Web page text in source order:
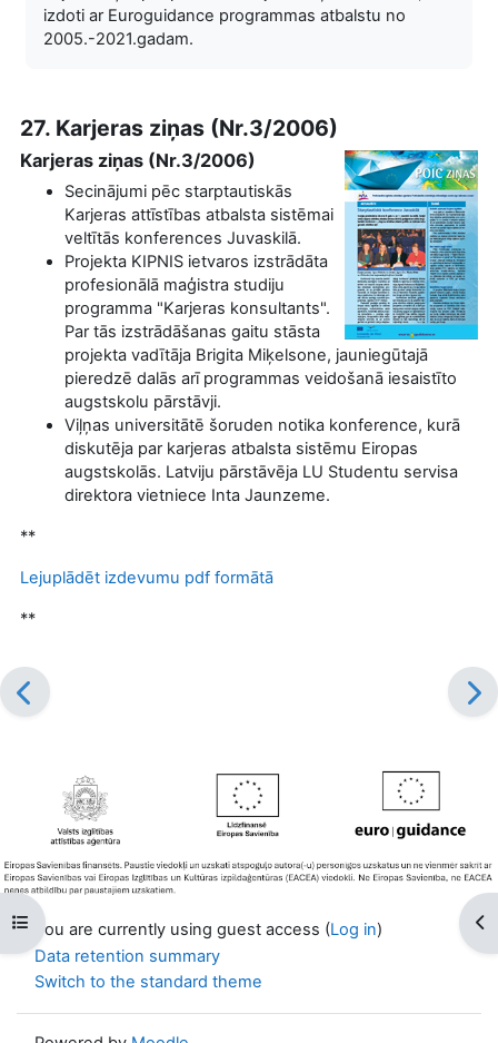
Open course index
izdoti ar Euroguidance programmas atbalstu no
2005.-2021.gadam.
27. Karjeras ziņas (Nr.3/2006)
Karjeras ziņas (Nr.3/2006)
Secinājumi pēc starptautiskās
Karjeras attīstības atbalsta sistēmai
veltītās konferences Juvaskilā.
Projekta KIPNIS ietvaros izstrādāta
profesionālā maģistra studiju
programma "Karjeras konsultants".
Par tās izstrādāšanas gaitu stāsta
projekta vadītāja Brigita Miķelsone, jauniegūtajā
pieredzē dalās arī programmas veidošanā iesaistīto
augstskolu pārstāvji.
Viļņas universitātē šoruden notika konference, kurā
diskutēja par karjeras atbalsta sistēmu Eiropas
augstskolās. Latviju pārstāvēja LU Studentu servisa
direktora vietniece Inta Jaunzeme.
**
Lejuplādēt izdevumu pdf formātā
**
You are currently using guest access (Log in)
Data retention summary
Switch to the standard theme